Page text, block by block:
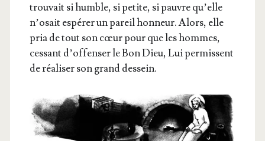
trou­vait si humble, si petite, si pauvre qu’elle
n’o­sait espé­rer un pareil hon­neur. Alors, elle
pria de tout son cœur pour que les hommes,
ces­sant d’of­fen­ser le Bon Dieu, Lui per­missent
de réa­li­ser son grand dessein.